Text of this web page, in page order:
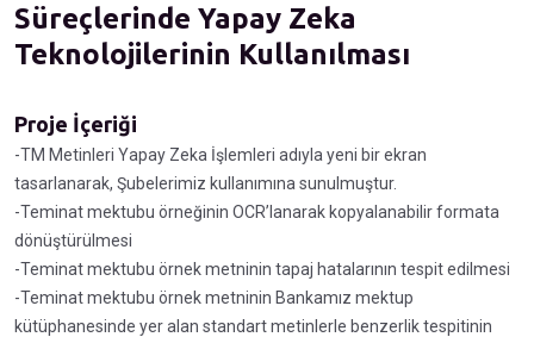
Süreçlerinde Yapay Zeka
Teknolojilerinin Kullanılması
Proje İçeriği
-TM Metinleri Yapay Zeka İşlemleri adıyla yeni bir ekran
tasarlanarak, Şubelerimiz kullanımına sunulmuştur.
-Teminat mektubu örneğinin OCR’lanarak kopyalanabilir formata
dönüştürülmesi
-Teminat mektubu örnek metninin tapaj hatalarının tespit edilmesi
-Teminat mektubu örnek metninin Bankamız mektup
kütüphanesinde yer alan standart metinlerle benzerlik tespitinin